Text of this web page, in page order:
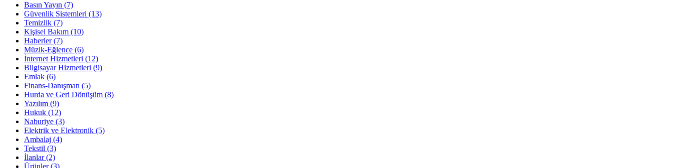
Basın Yayın (7)
Güvenlik Sistemleri (13)
Temizlik (7)
Kişisel Bakım (10)
Haberler(7)
Müzik-Eğlence (6)
İnternet Hizmetleri (12)
Bilgisayar Hizmetleri (9)
Emlak (6)
Finans-Danışman (5)
Hurda ve Geri Dönüşüm (8)
Yazılım (9)
Hukuk (12)
Naburiye (3)
Elektrik ve Elektronik (5)
Ambalaj (4)
Tekstil (3)
İlanlar(2)
Ürünler(3)